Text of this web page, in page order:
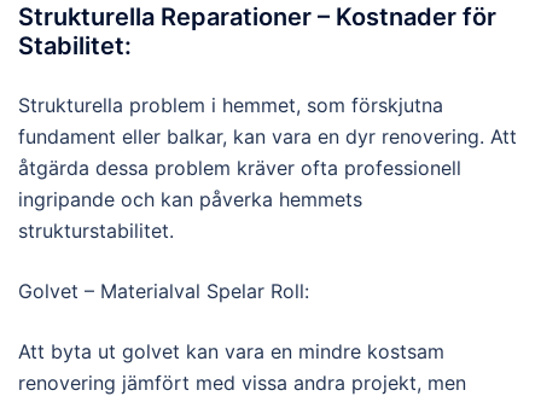
Strukturella Reparationer – Kostnader för
Stabilitet:
Strukturella problem i hemmet, som förskjutna
fundament eller balkar, kan vara en dyr renovering. Att
åtgärda dessa problem kräver ofta professionell
ingripande och kan påverka hemmets
strukturstabilitet.
Golvet – Materialval Spelar Roll:
Att byta ut golvet kan vara en mindre kostsam
renovering jämfört med vissa andra projekt, men